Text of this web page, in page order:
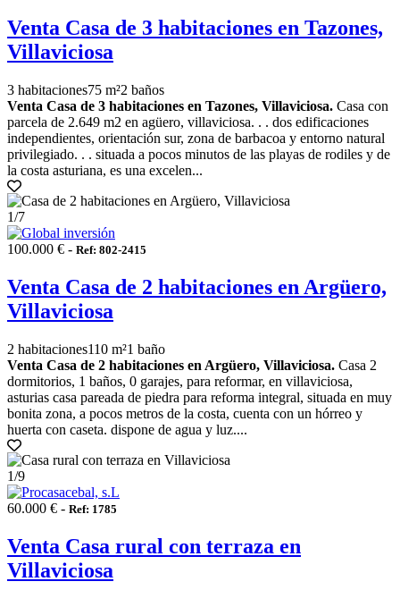
Venta Casa de 3 habitaciones en Tazones,
Villaviciosa
3 habitaciones75 m²2 baños
Venta Casa de 3 habitaciones en Tazones, Villaviciosa. Casa con
parcela de 2.649 m2 en agüero, villaviciosa. . . dos edificaciones
independientes, orientación sur, zona de barbacoa y entorno natural
privilegiado. . . situada a pocos minutos de las playas de rodiles y de
la costa asturiana, es una excelen...
1/7
100.000 € - Ref: 802-2415
Venta Casa de 2 habitaciones en Argüero,
Villaviciosa
2 habitaciones110 m²1 baño
Venta Casa de 2 habitaciones en Argüero, Villaviciosa. Casa 2
dormitorios, 1 baños, 0 garajes, para reformar, en villaviciosa,
asturias casa pareada de piedra para reforma integral, situada en muy
bonita zona, a pocos metros de la costa, cuenta con un hórreo y
huerta con caseta. dispone de agua y luz....
1/9
60.000 € - Ref: 1785
Venta Casa rural con terraza en
Villaviciosa